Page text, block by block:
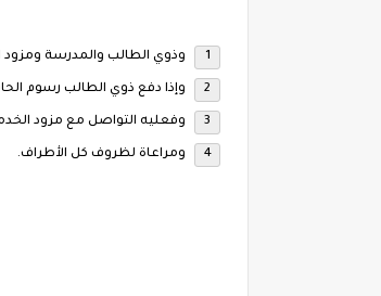
وذوي الطالب والمدرسة ومزود
وإذا دفع ذوي الطالب رسوم
وفعليه التواصل مع مزود
ومراعاة لظروف كل الأطراف.